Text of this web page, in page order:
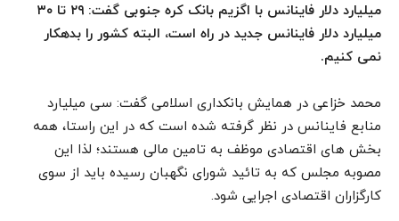
میلیارد دلار فاینانس با اگزیم بانک کره جنوبی گفت: ۲۹ تا ۳۰
میلیارد دلار فاینانس جدید در راه است، البته کشور را بدهکار
نمی کنیم.
محمد خزاعی در همایش بانکداری اسلامی گفت: سی میلیارد
منابع فاینانس در نظر گرفته شده است که در این راستا، همه
بخش های اقتصادی موظف به تامین مالی هستند؛ لذا این
مصوبه مجلس که به تائید شورای نگهبان رسیده باید از سوی
کارگزاران اقتصادی اجرایی شود.